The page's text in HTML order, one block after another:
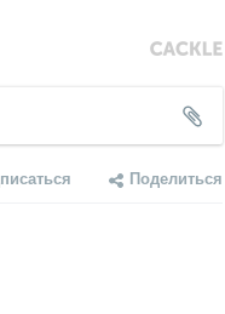
Поделиться